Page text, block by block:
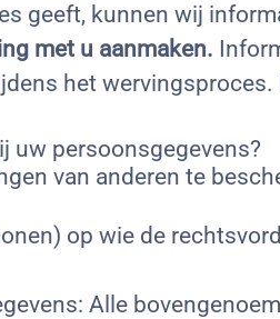
geeft, kunnen wij
met u aanmaken.
het
uw persoonsgegevens?
van anderen te
op wie de
Alle